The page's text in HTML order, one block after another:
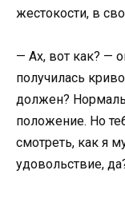
жестокости, в
— Ах, вот как? —
получилась
должен?
положение. Но
смотреть, как я
удовольствие,